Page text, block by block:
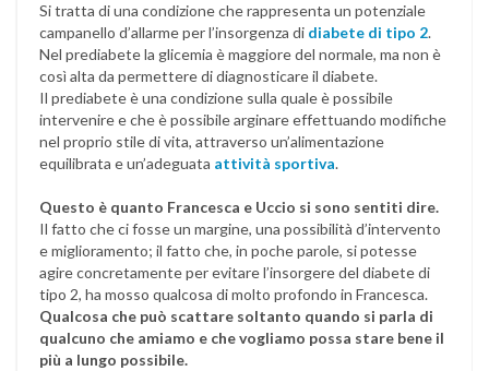
Si tratta di una condizione che rappresenta un potenziale
campanello d’allarme per l’insorgenza di diabete di tipo 2.
Nel prediabete la glicemia è maggiore del normale, ma non è
così alta da permettere di diagnosticare il diabete.
Il prediabete è una condizione sulla quale è possibile
intervenire e che è possibile arginare effettuando modifiche
nel proprio stile di vita, attraverso un’alimentazione
equilibrata e un’adeguata attività sportiva.
Questo è quanto Francesca e Uccio si sono sentiti dire.
Il fatto che ci fosse un margine, una possibilità d’intervento
e miglioramento; il fatto che, in poche parole, si potesse
agire concretamente per evitare l’insorgere del diabete di
tipo 2, ha mosso qualcosa di molto profondo in Francesca.
Qualcosa che può scattare soltanto quando si parla di
qualcuno che amiamo e che vogliamo possa stare bene il
più a lungo possibile.